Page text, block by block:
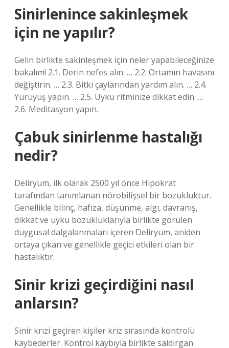
Sinirlenince sakinleşmek
için ne yapılır?
Gelin birlikte sakinleşmek için neler yapabileceğinize
bakalım! 2.1. Derin nefes alın. … 2.2. Ortamın havasını
değiştirin. … 2.3. Bitki çaylarından yardım alın. … 2.4.
Yürüyüş yapın. … 2.5. Uyku ritminize dikkat edin. …
2.6. Meditasyon yapın.
Çabuk sinirlenme hastalığı
nedir?
Deliryum, ilk olarak 2500 yıl önce Hipokrat
tarafından tanımlanan nörobilişsel bir bozukluktur.
Genellikle bilinç, hafıza, düşünme, algı, davranış,
dikkat ve uyku bozukluklarıyla birlikte görülen
duygusal dalgalanmaları içeren Deliryum, aniden
ortaya çıkan ve genellikle geçici etkileri olan bir
hastalıktır.
Sinir krizi geçirdiğini nasıl
anlarsın?
Sinir krizi geçiren kişiler kriz sırasında kontrolü
kaybederler. Kontrol kaybıyla birlikte saldırgan